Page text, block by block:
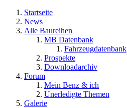
Startseite
News
Alle Baureihen
MB Datenbank
Fahrzeugdatenbank
Prospekte
Downloadarchiv
Forum
Mein Benz & ich
Unerledigte Themen
Galerie